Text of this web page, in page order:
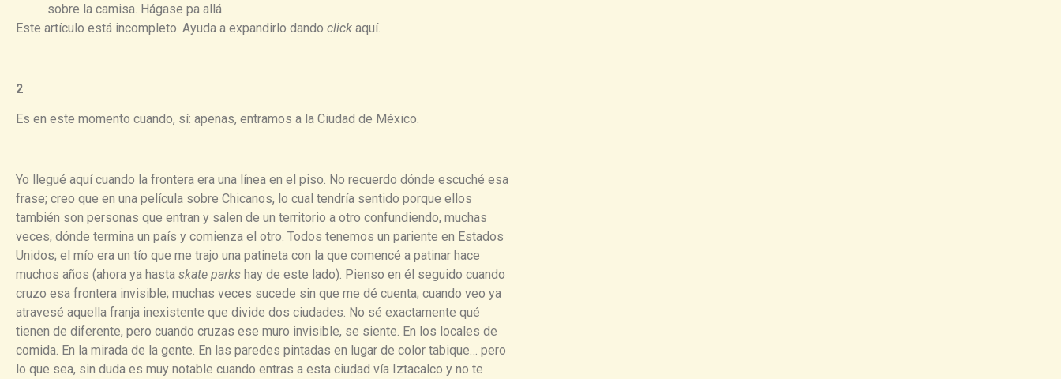
sobre la camisa. Hágase pa allá.
Este artículo está incompleto. Ayuda a expandirlo dando click aquí.
2
Es en este momento cuando, sí: apenas, entramos a la Ciudad de México.
Yo llegué aquí cuando la frontera era una línea en el piso. No recuerdo dónde escuché esa
frase; creo que en una película sobre Chicanos, lo cual tendría sentido porque ellos
también son personas que entran y salen de un territorio a otro confundiendo, muchas
veces, dónde termina un país y comienza el otro. Todos tenemos un pariente en Estados
Unidos; el mío era un tío que me trajo una patineta con la que comencé a patinar hace
muchos años (ahora ya hasta skate parks hay de este lado). Pienso en él seguido cuando
cruzo esa frontera invisible; muchas veces sucede sin que me dé cuenta; cuando veo ya
atravesé aquella franja inexistente que divide dos ciudades. No sé exactamente qué
tienen de diferente, pero cuando cruzas ese muro invisible, se siente. En los locales de
comida. En la mirada de la gente. En las paredes pintadas en lugar de color tabique… pero
lo que sea, sin duda es muy notable cuando entras a esta ciudad vía Iztacalco y no te